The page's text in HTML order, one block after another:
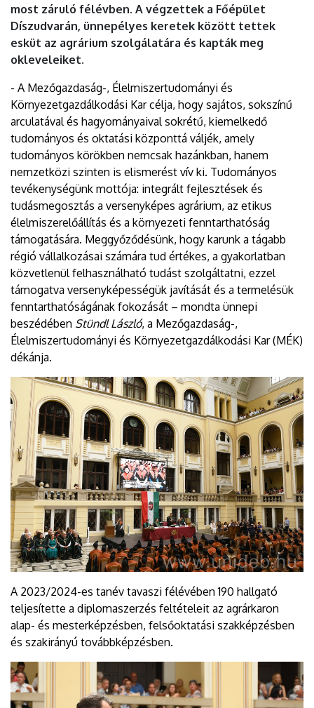
most záruló félévben. A végzettek a Főépület
Díszudvarán, ünnepélyes keretek között tettek
esküt az agrárium szolgálatára és kapták meg
okleveleiket.
- A Mezőgazdaság-, Élelmiszertudományi és
Környezetgazdálkodási Kar célja, hogy sajátos, sokszínű
arculatával és hagyományaival sokrétű, kiemelkedő
tudományos és oktatási központtá váljék, amely
tudományos körökben nemcsak hazánkban, hanem
nemzetközi szinten is elismerést vív ki. Tudományos
tevékenységünk mottója: integrált fejlesztések és
tudásmegosztás a versenyképes agrárium, az etikus
élelmiszerelőállítás és a környezeti fenntarthatóság
támogatására. Meggyőződésünk, hogy karunk a tágabb
régió vállalkozásai számára tud értékes, a gyakorlatban
közvetlenül felhasználható tudást szolgáltatni, ezzel
támogatva versenyképességük javítását és a termelésük
fenntarthatóságának fokozását – mondta ünnepi
beszédében Stündl László, a Mezőgazdaság-,
Élelmiszertudományi és Környezetgazdálkodási Kar (MÉK)
dékánja.
A 2023/2024-es tanév tavaszi félévében 190 hallgató
teljesítette a diplomaszerzés feltételeit az agrárkaron
alap- és mesterképzésben, felsőoktatási szakképzésben
és szakirányú továbbképzésben.